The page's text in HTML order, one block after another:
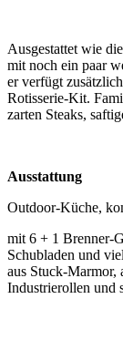
Ausgestattet wie
mit noch ein paar
er verfügt
Rotisserie-Kit.
zarten Steaks,
Ausstattung
Outdoor-Küche,
mit 6 + 1 Brenner-
Schubladen und
aus Stuck-
Industrierollen und